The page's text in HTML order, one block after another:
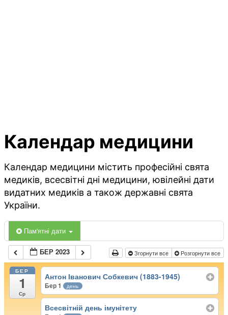
Календар медицини
Календар медицини містить професійні свята
медиків, всесвітні дні медицини, ювілейні дати
видатних медиків а також державні свята
України.
Пам'ятні дати
БЕР 2023 Згорнути все Розгорнути все
БЕР
1
Ср
Антон Іванович Собкевич (1883-1945)
Бер 1 день
Всесвітній день імунітету